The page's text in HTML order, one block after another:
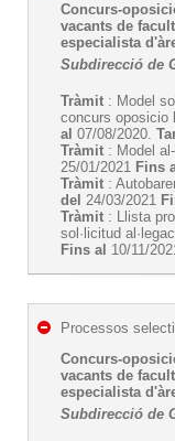
Concurs-
vacants de
especialista
Subdirecció de
Tràmit : Model
concurs oposicio
al 07/08/2020.
Tràmit : Model
25/01/2021 Fins
Tràmit :
del 24/03/2021
Tràmit : Llista
sol·licitud
Fins al 10/11/
Processos
Concurs-
vacants de
especialista
Subdirecció de